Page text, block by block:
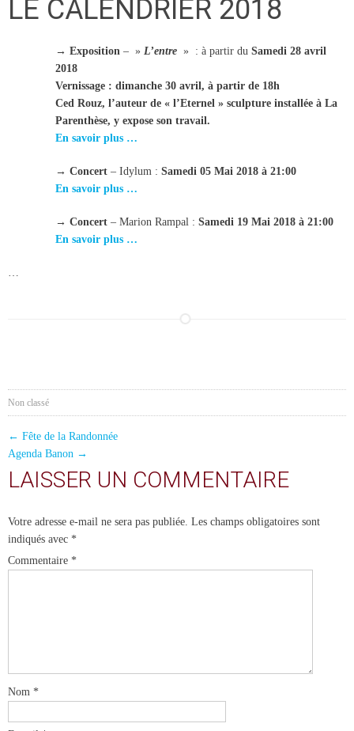
LE CALENDRIER 2018
→ Exposition – » L’entre » : à partir du Samedi 28 avril
2018
Vernissage : dimanche 30 avril, à partir de 18h
Ced Rouz, l’auteur de « l’Eternel » sculpture installée à La
Parenthèse, y expose son travail.
En savoir plus …
→ Concert – Idylum : Samedi 05 Mai 2018 à 21:00
En savoir plus …
→ Concert – Marion Rampal : Samedi 19 Mai 2018 à 21:00
En savoir plus …
Non classé
POST
NAVIGATION
← Fête de la Randonnée
Agenda Banon →
LAISSER UN COMMENTAIRE
Votre adresse e-mail ne sera pas publiée. Les champs obligatoires sont
indiqués avec *
Commentaire *
Nom *